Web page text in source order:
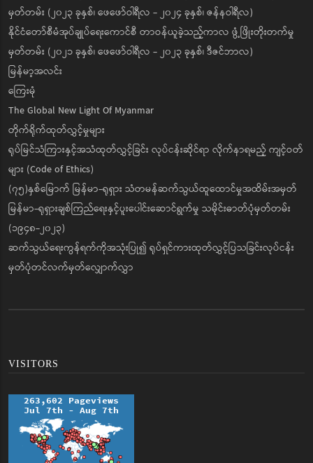
မှတ်တမ်း (၂၀၂၃ ခုနှစ်၊ ဖေဖော်ဝါရီလ - ၂၀၂၄ ခုနှစ်၊ ဇန်နဝါရီလ)
နိုင်ငံတော်စီမံအုပ်ချုပ်ရေးကောင်စီ တာဝန်ယူခဲ့သည့်ကာလ ဖွံ့ဖြိုးတိုးတက်မှု
မှတ်တမ်း (၂၀၂၁ ခုနှစ်၊ ဖေဖော်ဝါရီလ - ၂၀၂၃ ခုနှစ်၊ ဒီဇင်ဘာလ)
မြန်မာ့အလင်း
ကြေးမုံ
The Global New Light Of Myanmar
တိုက်ရိုက်ထုတ်လွှင့်မှုများ
ရုပ်မြင်သံကြားနှင့်အသံထုတ်လွှင့်ခြင်း လုပ်ငန်းဆိုင်ရာ လိုက်နာရမည့် ကျင့်ဝတ်
များ (Code of Ethics)
(၇၅)နှစ်မြောက် မြန်မာ-ရုရှား သံတမန်ဆက်သွယ်ထူထောင်မှုအထိမ်းအမှတ်
မြန်မာ-ရုရှားချစ်ကြည်ရေးနှင့်ပူးပေါင်းဆောင်ရွက်မှု သမိုင်းဓာတ်ပုံမှတ်တမ်း
(၁၉၄၈-၂၀၂၃)
ဆက်သွယ်ရေးကွန်ရက်ကိုအသုံးပြု၍ ရုပ်ရှင်ကားထုတ်လွှင့်ပြသခြင်းလုပ်ငန်း
မှတ်ပုံတင်လက်မှတ်လျှောက်လွှာ
VISITORS